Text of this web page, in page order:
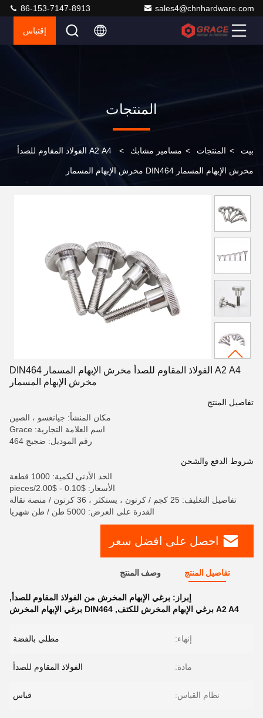
sales4@chnhardware.com
86-153-7147-8913
إقتباس
المنتجات
بيت > المنتجات > مسامير مشابك > A2 A4 الفولاذ المقاوم للصدأ
مخرش الإبهام المسمار DIN464 مخرش الإبهام المسمار
A2 A4 الفولاذ المقاوم للصدأ مخرش الإبهام المسمار DIN464
مخرش الإبهام المسمار
تفاصيل المنتج
مكان المنشأ: جيانغسو ، الصين
اسم العلامة التجارية: Grace
رقم الموديل: ضجيج 464
شروط الدفع والشحن
الحد الأدنى لكمية: 1000 قطعة
الأسعار: $0.10 - $2.00/pieces
تفاصيل التغليف: 25 كجم / كرتون ، يستكثر ، 36 كرتون / منصة نقالة
القدرة على العرض: 5000 طن / طن شهريا
احصل على افضل سعر
تفاصيل المنتج وصف المنتج
إبراز: برغي الإبهام المخرش من الفولاذ المقاوم للصدأ ,
A2 A4 برغي الإبهام المخرش للكتف
, DIN464 برغي الإبهام المخرش
إنهاء: مطلي بالفضة
مادة: الفولاذ المقاوم للصدأ
نظام القياس: قياس